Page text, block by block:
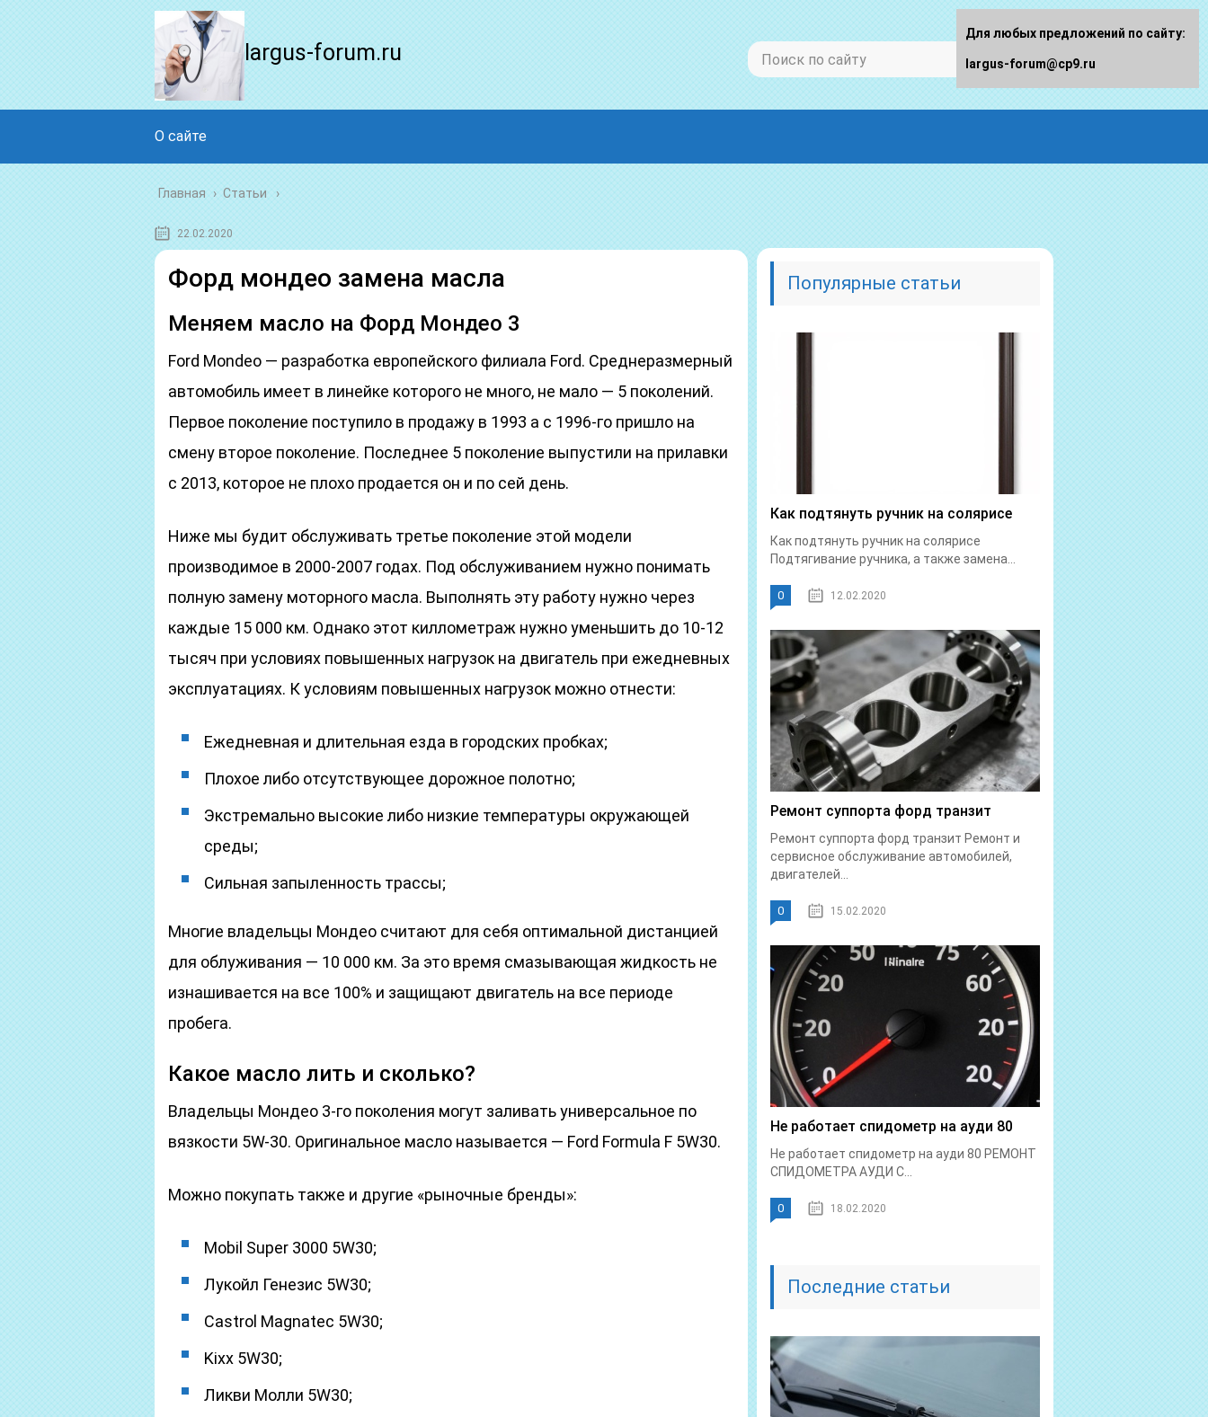
largus-forum.ru
О сайте
Главная › Статьи
22.02.2020
Форд мондео замена масла
Меняем масло на Форд Мондео 3
Ford Mondeo — разработка европейского филиала Ford. Среднеразмерный
автомобиль имеет в линейке которого не много, не мало — 5 поколений.
Первое поколение поступило в продажу в 1993 а с 1996-го пришло на
смену второе поколение. Последнее 5 поколение выпустили на прилавки
с 2013, которое не плохо продается он и по сей день.
Ниже мы будит обслуживать третье поколение этой модели
производимое в 2000-2007 годах. Под обслуживанием нужно понимать
полную замену моторного масла. Выполнять эту работу нужно через
каждые 15 000 км. Однако этот киллометраж нужно уменьшить до 10-12
тысяч при условиях повышенных нагрузок на двигатель при ежедневных
эксплуатациях. К условиям повышенных нагрузок можно отнести:
Ежедневная и длительная езда в городских пробках;
Плохое либо отсутствующее дорожное полотно;
Экстремально высокие либо низкие температуры окружающей
среды;
Сильная запыленность трассы;
Многие владельцы Мондео считают для себя оптимальной дистанцией
для облуживания — 10 000 км. За это время смазывающая жидкость не
изнашивается на все 100% и защищают двигатель на все периоде
пробега.
Какое масло лить и сколько?
Владельцы Мондео 3-го поколения могут заливать универсальное по
вязкости 5W-30. Оригинальное масло называется — Ford Formula F 5W30.
Можно покупать также и другие «рыночные бренды»:
Mobil Super 3000 5W30;
Лукойл Генезис 5W30;
Castrol Magnatec 5W30;
Kixx 5W30;
Ликви Молли 5W30;
Популярные статьи
Как подтянуть ручник на солярисе
Как подтянуть ручник на солярисе
Подтягивание ручника, а также замена...
0 12.02.2020
Ремонт суппорта форд транзит
Ремонт суппорта форд транзит Ремонт и
сервисное обслуживание автомобилей,
двигателей...
0 15.02.2020
Не работает спидометр на ауди 80
Не работает спидометр на ауди 80 РЕМОНТ
СПИДОМЕТРА АУДИ С...
0 18.02.2020
Последние статьи
Для любых предложений по сайту:
largus-forum@cp9.ru